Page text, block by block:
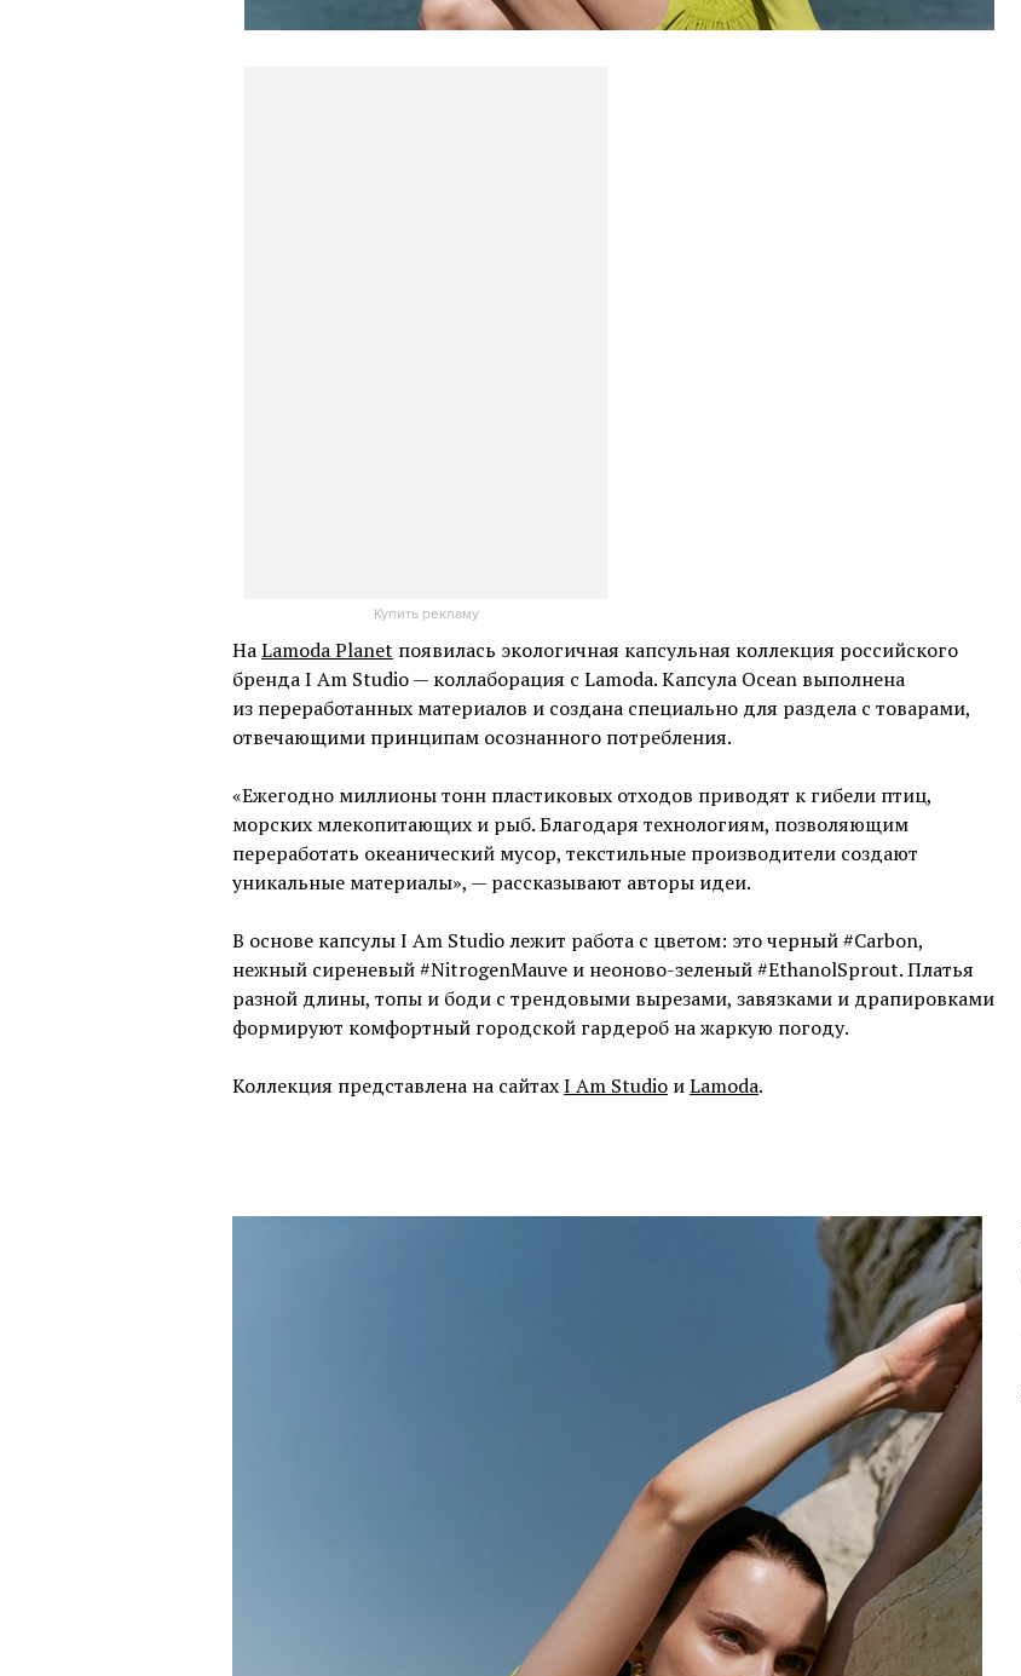
Купить рекламу
НаLamoda Planet появилась экологичная капсульная коллекция российского
бренда I Am Studio — коллаборация с Lamoda. Капсула Ocean выполнена
из переработанных материалов и создана специально для раздела с товарами,
отвечающими принципам осознанного потребления.
«Ежегодно миллионы тонн пластиковых отходов приводят к гибели птиц,
морских млекопитающих и рыб. Благодаря технологиям, позволяющим
переработать океанический мусор, текстильные производители создают
уникальные материалы», — рассказывают авторы идеи.
В основе капсулы I Am Studio лежит работа с цветом: это черный #Carbon,
нежный сиреневый #NitrogenMauve и неоново-зеленый #EthanolSprout. Платья
разной длины, топы и боди с трендовыми вырезами, завязками и драпировками
формируют комфортный городской гардероб на жаркую погоду.
Коллекция представлена на сайтахI Am Studio иLamoda.